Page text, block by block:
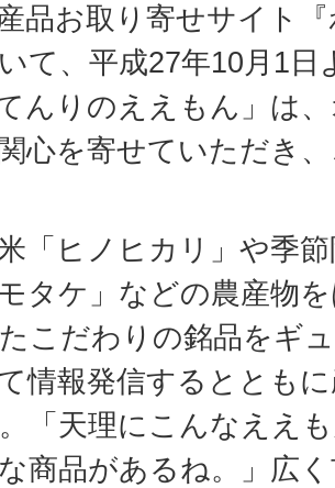
品お取り寄せサイト
て、平成27年10月1
んりのええもん」は
心を寄せていただき
「ヒノヒカリ」や季
タケ」などの農産物
こだわりの銘品をギ
情報発信するととも
「天理にこんなええ
な商品があるね。」広